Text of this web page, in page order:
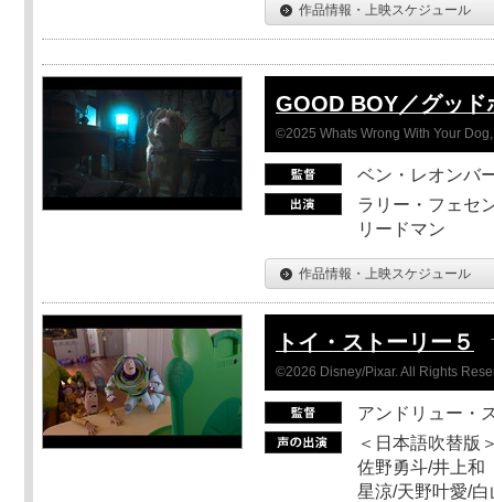
作品情報・上映スケジュール
GOOD BOY／グッド
©2025 Whats Wrong With Your
ベン・レオンバ
ラリー・フェセ
リードマン
作品情報・上映スケジュール
トイ・ストーリー５
©2026 Disney/Pixar. All Rights
アンドリュー・
＜日本語吹替版
佐野勇斗/井上和
星涼/天野叶愛/